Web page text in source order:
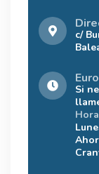
c/
Si